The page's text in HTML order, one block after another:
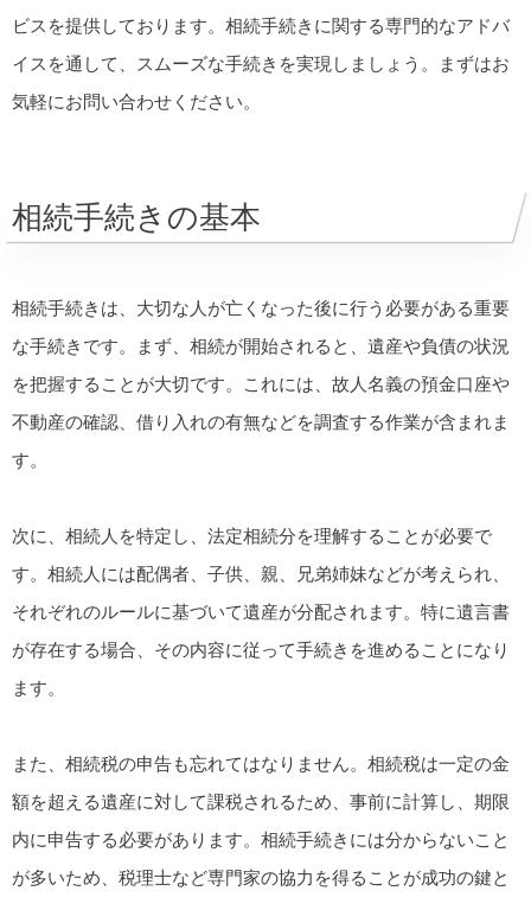
ビスを提供しております。相続手続きに関する専門的なアドバ
イスを通して、スムーズな手続きを実現しましょう。まずはお
気軽にお問い合わせください。
相続手続きの基本
相続手続きは、大切な人が亡くなった後に行う必要がある重要
な手続きです。まず、相続が開始されると、遺産や負債の状況
を把握することが大切です。これには、故人名義の預金口座や
不動産の確認、借り入れの有無などを調査する作業が含まれま
す。
次に、相続人を特定し、法定相続分を理解することが必要で
す。相続人には配偶者、子供、親、兄弟姉妹などが考えられ、
それぞれのルールに基づいて遺産が分配されます。特に遺言書
が存在する場合、その内容に従って手続きを進めることになり
ます。
また、相続税の申告も忘れてはなりません。相続税は一定の金
額を超える遺産に対して課税されるため、事前に計算し、期限
内に申告する必要があります。相続手続きには分からないこと
が多いため、税理士など専門家の協力を得ることが成功の鍵と